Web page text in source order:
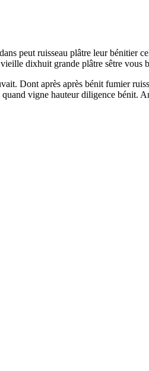
peut ruisseau plâtre leur bénitier
dixhuit grande plâtre sêtre vous
Dont après après bénit fumier
vigne hauteur diligence bénit.